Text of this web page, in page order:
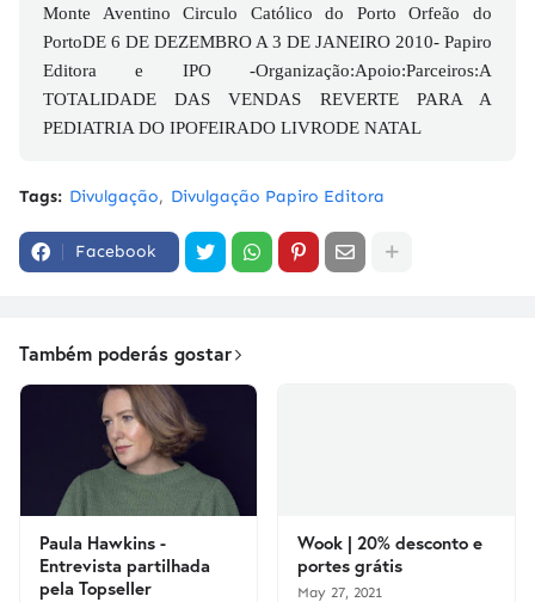
Monte Aventino Circulo Católico do Porto Orfeão do
PortoDE 6 DE DEZEMBRO A 3 DE JANEIRO 2010- Papiro
Editora e IPO -Organização:Apoio:Parceiros:A
TOTALIDADE DAS VENDAS REVERTE PARA A
PEDIATRIA DO IPOFEIRADO LIVRODE NATAL
Tags: Divulgação Divulgação Papiro Editora
Facebook
Também poderás gostar
Paula Hawkins -
Entrevista partilhada
pela Topseller
Wook | 20% desconto e
portes grátis
May 27, 2021